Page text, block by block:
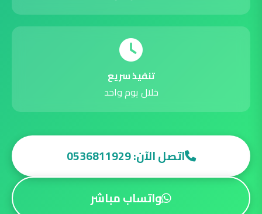
تنفيذ سريع
خلال يوم واحد
اتصل الآن: 0536811929
واتساب مباشر